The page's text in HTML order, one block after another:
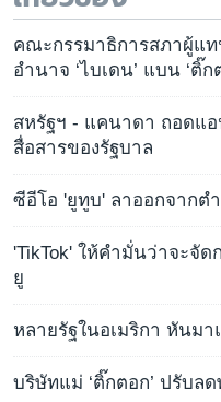
คณะกรรมาธิการสภาผู้แ
อำนาจ ‘ไบเดน’ แบน ‘ติ๊ก
สหรัฐฯ - แคนาดา ถอดแ
สื่อสารของรัฐบาล
ซีอีโอ 'ยูทูบ' ลาออกจากต
'TikTok' ให้คำมั่นว่าจะจั
ยู
หลายรัฐในอเมริกา หันมา
บริษัทแม่ ‘ติ๊กตอก’ ปรับ